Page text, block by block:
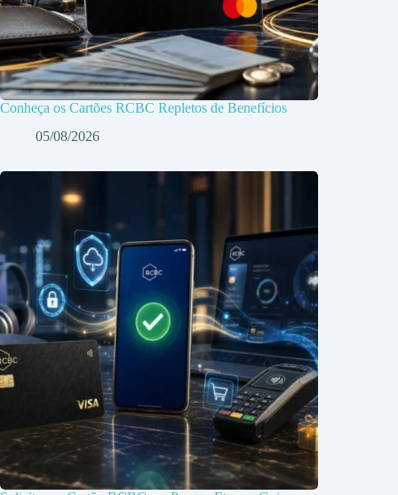
Conheça os Cartões RCBC Repletos de Benefícios
05/08/2026